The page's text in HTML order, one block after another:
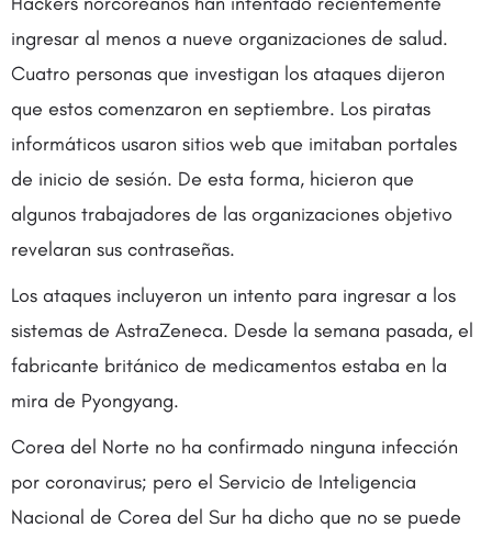
ingresar al menos a nueve organizaciones de salud.
Cuatro personas que investigan los ataques dijeron
que estos comenzaron en septiembre. Los piratas
informáticos usaron sitios web que imitaban portales
de inicio de sesión. De esta forma, hicieron que
algunos trabajadores de las organizaciones objetivo
revelaran sus contraseñas.
Los ataques incluyeron un intento para ingresar a los
sistemas de AstraZeneca. Desde la semana pasada, el
fabricante británico de medicamentos estaba en la
mira de Pyongyang.
Corea del Norte no ha confirmado ninguna infección
por coronavirus; pero el Servicio de Inteligencia
Nacional de Corea del Sur ha dicho que no se puede